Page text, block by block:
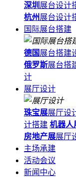
深圳 展台设计
杭州展台设计
国际展台搭建
德国 展台搭建
俄罗斯展台搭
计
展厅设计
珠宝展展厅设
计搭建 机器人
房地产展展厅
主场承建
活动会议
新闻中心